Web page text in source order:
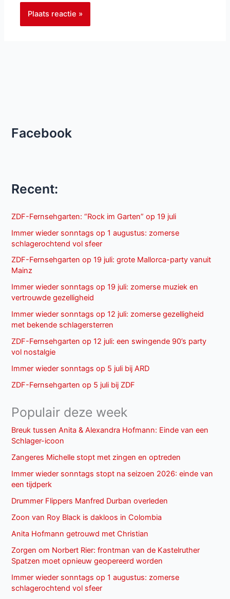
Facebook
Recent:
ZDF-Fernsehgarten: “Rock im Garten” op 19 juli
Immer wieder sonntags op 1 augustus: zomerse
schlagerochtend vol sfeer
ZDF-Fernsehgarten op 19 juli: grote Mallorca-party vanuit
Mainz
Immer wieder sonntags op 19 juli: zomerse muziek en
vertrouwde gezelligheid
Immer wieder sonntags op 12 juli: zomerse gezelligheid
met bekende schlagersterren
ZDF-Fernsehgarten op 12 juli: een swingende 90’s party
vol nostalgie
Immer wieder sonntags op 5 juli bij ARD
ZDF-Fernsehgarten op 5 juli bij ZDF
Populair deze week
Breuk tussen Anita & Alexandra Hofmann: Einde van een
Schlager-icoon
Zangeres Michelle stopt met zingen en optreden
Immer wieder sonntags stopt na seizoen 2026: einde van
een tijdperk
Drummer Flippers Manfred Durban overleden
Zoon van Roy Black is dakloos in Colombia
Anita Hofmann getrouwd met Christian
Zorgen om Norbert Rier: frontman van de Kastelruther
Spatzen moet opnieuw geopereerd worden
Immer wieder sonntags op 1 augustus: zomerse
schlagerochtend vol sfeer